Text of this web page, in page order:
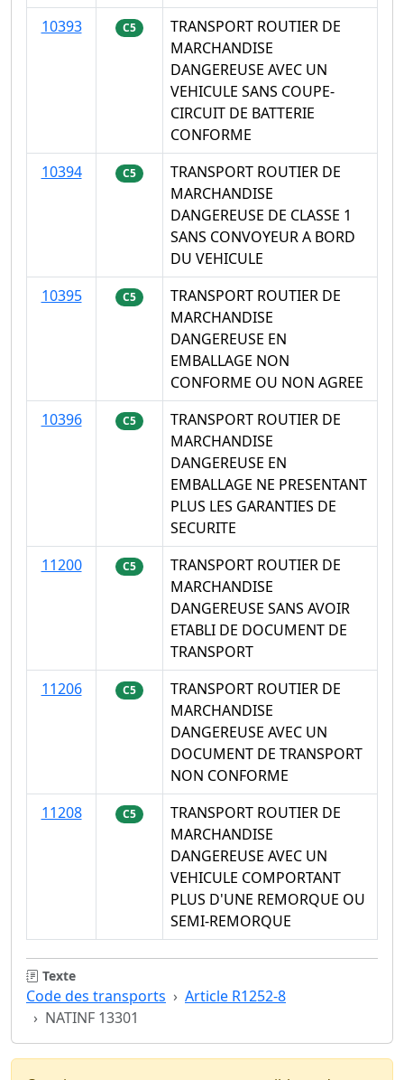
10393
C5
TRANSPORT ROUTIER DE
MARCHANDISE
DANGEREUSE AVEC UN
VEHICULE SANS COUPE-
CIRCUIT DE BATTERIE
CONFORME
10394
C5
TRANSPORT ROUTIER DE
MARCHANDISE
DANGEREUSE DE CLASSE 1
SANS CONVOYEUR A BORD
DU VEHICULE
10395
C5
TRANSPORT ROUTIER DE
MARCHANDISE
DANGEREUSE EN
EMBALLAGE NON
CONFORME OU NON AGREE
10396
C5
TRANSPORT ROUTIER DE
MARCHANDISE
DANGEREUSE EN
EMBALLAGE NE PRESENTANT
PLUS LES GARANTIES DE
SECURITE
11200
C5
TRANSPORT ROUTIER DE
MARCHANDISE
DANGEREUSE SANS AVOIR
ETABLI DE DOCUMENT DE
TRANSPORT
11206
C5
TRANSPORT ROUTIER DE
MARCHANDISE
DANGEREUSE AVEC UN
DOCUMENT DE TRANSPORT
NON CONFORME
11208
C5
TRANSPORT ROUTIER DE
MARCHANDISE
DANGEREUSE AVEC UN
VEHICULE COMPORTANT
PLUS D'UNE REMORQUE OU
SEMI-REMORQUE
Texte
Code des transports
Article R1252-8
NATINF 13301